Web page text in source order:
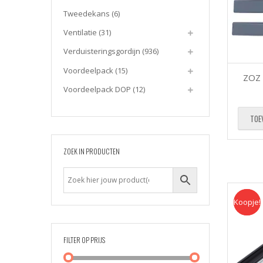
Tweedekans (6)
Ventilatie (31)
Verduisteringsgordijn (936)
Voordeelpack (15)
Voordeelpack DOP (12)
ZOEK IN PRODUCTEN
FILTER OP PRIJS
Koopje
Koopje!